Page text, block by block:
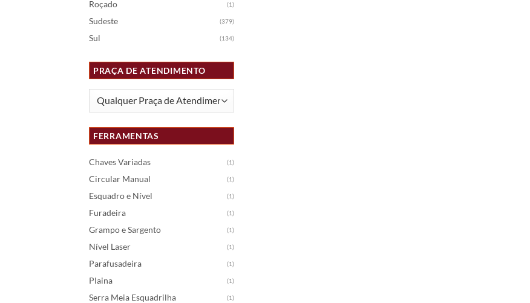
Roçado (1)
Sudeste (379)
Sul (134)
PRAÇA DE ATENDIMENTO
FERRAMENTAS
Chaves Variadas (1)
Circular Manual (1)
Esquadro e Nível (1)
Furadeira (1)
Grampo e Sargento (1)
Nível Laser (1)
Parafusadeira (1)
Plaina (1)
Serra Meia Esquadrilha (1)